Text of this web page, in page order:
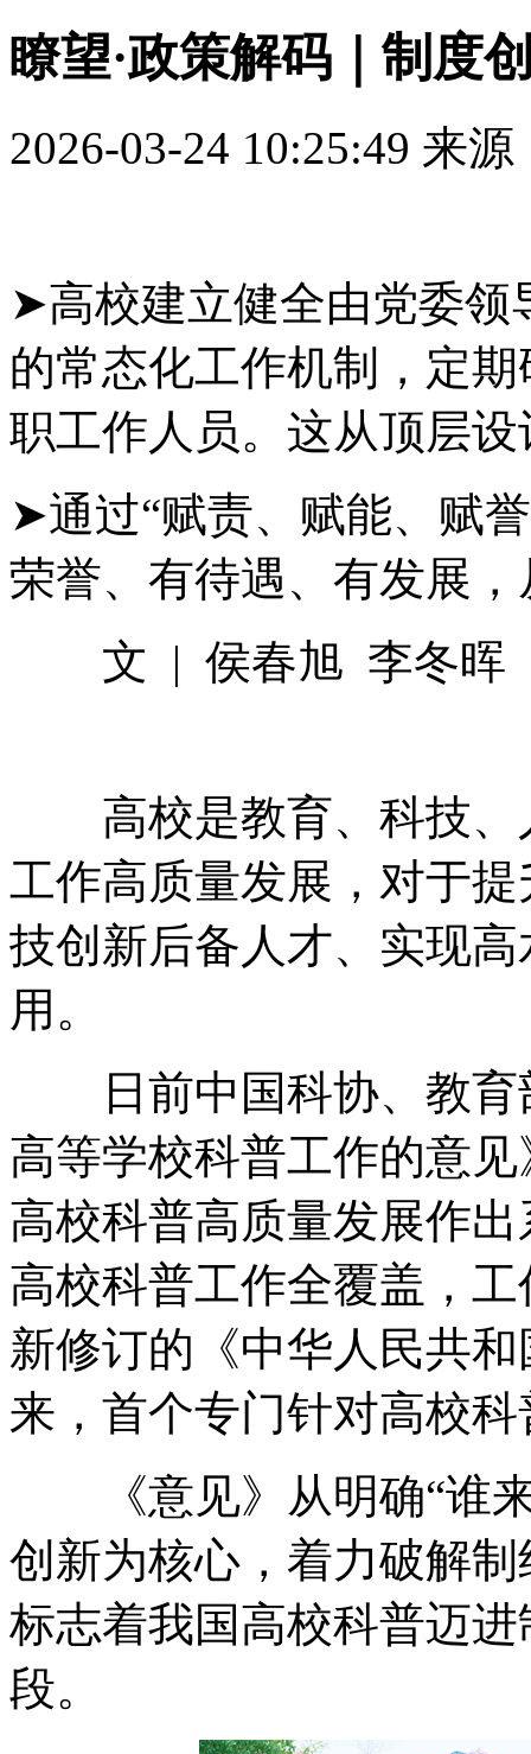
瞭望·政策解码｜制度
2026-03-24 10:25:49 来
➤高校建立健全由党委领
的常态化工作机制，定
职工作人员。这从顶层
➤通过“赋责、赋能、赋
荣誉、有待遇、有发展
文 | 侯春旭 李冬晖
高校是教育、科技、
工作高质量发展，对于
技创新后备人才、实现
用。
日前中国科协、教育
高等学校科普工作的意
高校科普高质量发展作
高校科普工作全覆盖，
新修订的《中华人民共
来，首个专门针对高校
《意见》从明确“谁来
创新为核心，着力破解
标志着我国高校科普迈
段。